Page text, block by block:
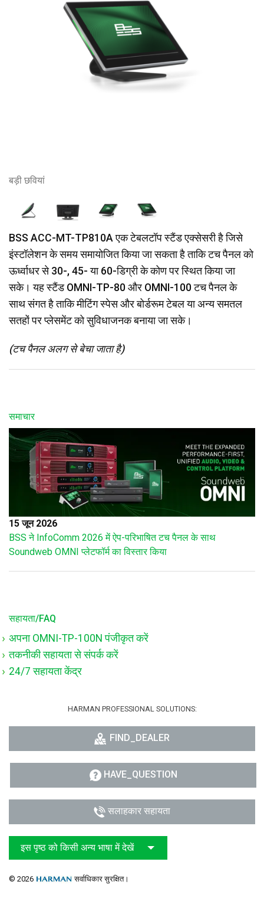
बड़ी छवियां
BSS ACC-MT-TP810A एक टेबलटॉप स्टैंड एक्सेसरी है जिसे
इंस्टॉलेशन के समय समायोजित किया जा सकता है ताकि टच पैनल को
ऊर्ध्वाधर से 30-, 45- या 60-डिग्री के कोण पर स्थित किया जा
सके। यह स्टैंड OMNI-TP-80 और OMNI-100 टच पैनल के
साथ संगत है ताकि मीटिंग स्पेस और बोर्डरूम टेबल या अन्य समतल
सतहों पर प्लेसमेंट को सुविधाजनक बनाया जा सके।
(टच पैनल अलग से बेचा जाता है)
समाचार
15 जून 2026
BSS ने InfoComm 2026 में ऐप-परिभाषित टच पैनल के साथ
Soundweb OMNI प्लेटफॉर्म का विस्तार किया
सहायता/FAQ
अपना OMNI-TP-100N पंजीकृत करें
तकनीकी सहायता से संपर्क करें
24/7 सहायता केंद्र
HARMAN PROFESSIONAL SOLUTIONS:
FIND_DEALER
HAVE_QUESTION
सलाहकार सहायता
इस पृष्ठ को किसी अन्य भाषा में देखें
© 2026 सर्वाधिकार सुरक्षित।